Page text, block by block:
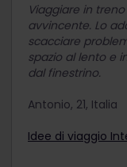
Viaggiare in
avvincente. Lo
scacciare
spazio al lento e
dal finestrino.
Antonio, 21, Italia
Idee di viaggio